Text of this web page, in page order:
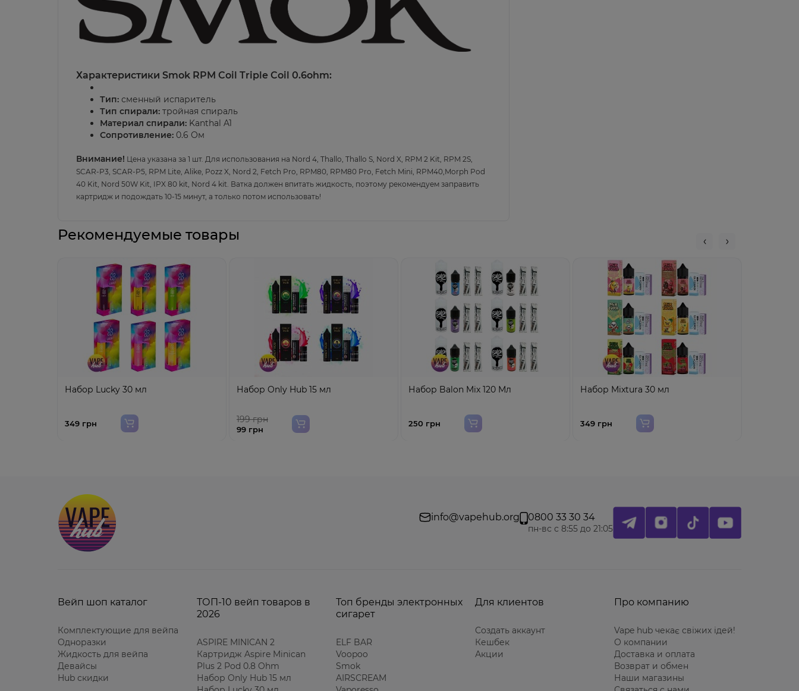
Характеристики Smok RPM Coil Triple Coil 0.6ohm:
Тип: сменный испаритель
Тип спирали: тройная спираль
Материал спирали: Kanthal A1
Сопротивление: 0.6 Ом
Внимание! Цена указана за 1 шт. Для использования на Nord 4, Thallo, Thallo S, Nord X, RPM 2 Kit, RPM 2S,
SCAR-P3, SCAR-P5, RPM Lite, Alike, Pozz X, Nord 2, Fetch Pro, RPM80, RPM80 Pro, Fetch Mini, RPM40,Morph Pod
40 Kit, Nord 50W Kit IPX 80 kit, Nord 4 kit Ватка должен впитать жидкость, поэтому рекомендуем заправить
картридж и подождать 10-15 минут, а только потом использовать!
Рекомендуемые товары
Набор Lucky 30 мл
349 грн
Набор Only Hub 15 мл
199 грн
99 грн
Набор Balon Mix 120 Мл
250 грн
Набор Mixtura 30 мл
349 грн
0800 33 30 34
пн-вс с 8:55 до 21:05
info@vapehub.org
Вейп шоп каталог
Комплектующие для вейпа
Одноразки
Жидкость для вейпа
Девайсы
Hub скидки
ТОП-10 вейп товаров в
2026
ASPIRE MINICAN 2
Картридж Aspire Minican
Plus 2 Pod 0.8 Ohm
Набор Only Hub 15 мл
Топ бренды электронных
сигарет
ELF BAR
Voopoo
Smok
AIRSCREAM
Для клиентов
Создать аккаунт
Кешбек
Акции
Про компанию
Vape hub чекає свіжих ідей!
О компании
Доставка и оплата
Возврат и обмен
Наши магазины